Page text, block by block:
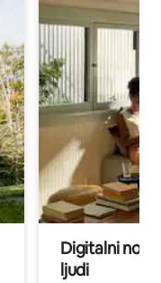
Digitalni
ljudi